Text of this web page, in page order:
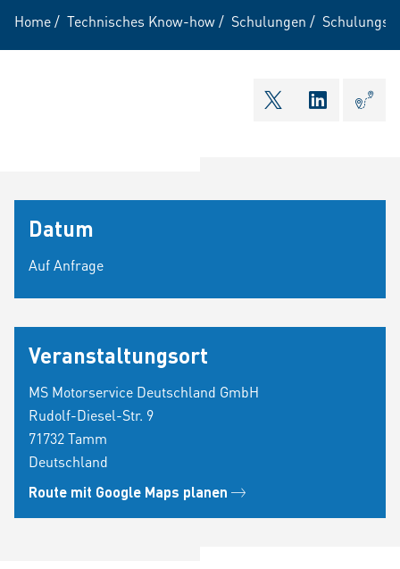
Home/ Technisches Know-how/ Schulungen /
shareOntwitter
Datum
Auf Anfrage
Veranstaltungsort
MS Motorservice Deutschland GmbH
Rudolf-Diesel-Str. 9
71732 Tamm
Deutschland
Route mit Google Maps planen